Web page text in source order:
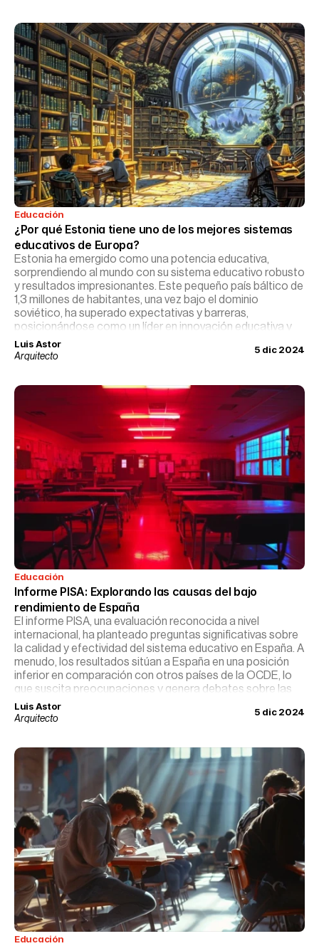
Educación
¿Por qué Estonia tiene uno de los mejores sistemas
educativos de Europa?
Estonia ha emergido como una potencia educativa,
sorprendiendo al mundo con su sistema educativo robusto
y resultados impresionantes. Este pequeño país báltico de
1,3 millones de habitantes, una vez bajo el dominio
soviético, ha superado expectativas y barreras,
posicionándose como un líder en innovación educativa y
tecnológica. A través de una mezcla de políticas
progresistas, inversión en educación temprana y un
estudiado por educadores y políticos de todo el mundo.
Luis Astor
Arquitecto
5 dic 2024
Educación
Informe PISA: Explorando las causas del bajo
rendimiento de España
El informe PISA, una evaluación reconocida a nivel
internacional, ha planteado preguntas significativas sobre
la calidad y efectividad del sistema educativo en España. A
menudo, los resultados sitúan a España en una posición
inferior en comparación con otros países de la OCDE, lo
que suscita preocupaciones y genera debates sobre las
causas subyacentes y las estrategias de mejora. Este
análisis profundiza en la naturaleza del informe PISA,
educativo en el país.
Luis Astor
Arquitecto
5 dic 2024
Educación